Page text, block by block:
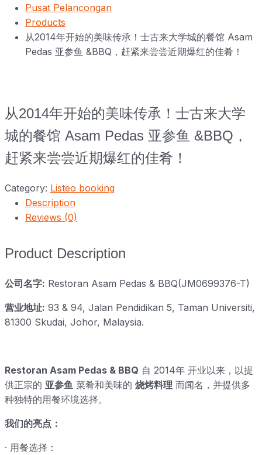
Pusat Pelancongan
Products
从2014年开始的美味传承！士古来大学城的餐馆 Asam
Pedas 亚参鱼 &BBQ，赶紧来尝尝近期爆红的佳肴！
从2014年开始的美味传承！士古来大学
城的餐馆 Asam Pedas 亚参鱼 &BBQ，
赶紧来尝尝近期爆红的佳肴！
Category: Listeo booking
Description
Reviews (0)
Product Description
公司名字: Restoran Asam Pedas & BBQ(JM0699376-T)
营业地址: 93 & 94, Jalan Pendidikan 5, Taman Universiti,
81300 Skudai, Johor, Malaysia.
Restoran Asam Pedas & BBQ 自 2014年 开业以来，以提
供正宗的 亚参鱼 菜肴和美味的 烧烤料理 而闻名，并提供多
种独特的用餐环境选择。
我们的亮点：
· 用餐选择：